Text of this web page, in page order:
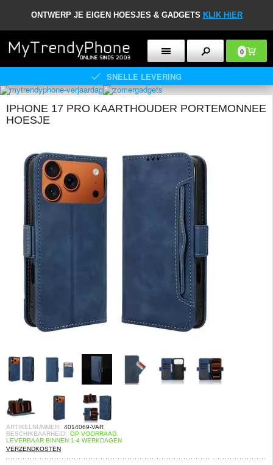
ONTWERP JE EIGEN HOESJES & GADGETS KLIK HIER
0
SNELLE LEVERING
IPHONE 17 PRO KAARTHOUDER PORTEMONNEE
HOESJE
ARTIKELNUMMER: 4014069-VAR
BESCHIKBAARHEID: OP VOORRAAD.
LEVERBAAR BINNEN 1-4 WERKDAGEN
VERZENDKOSTEN